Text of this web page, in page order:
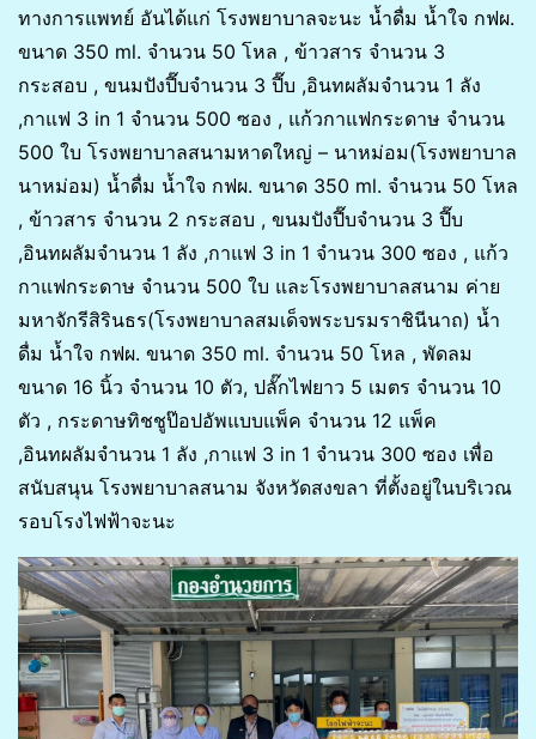
ทางการแพทย์ อันได้แก่ โรงพยาบาลจะนะ น้ำดื่ม น้ำใจ กฟผ.
ขนาด 350 ml. จำนวน 50 โหล , ข้าวสาร จำนวน 3
กระสอบ , ขนมปังปี๊บจำนวน 3 ปี๊บ ,อินทผลัมจำนวน 1 ลัง
,กาแฟ 3 in 1 จำนวน 500 ซอง , แก้วกาแฟกระดาษ จำนวน
500 ใบ โรงพยาบาลสนามหาดใหญ่ – นาหม่อม(โรงพยาบาล
นาหม่อม) น้ำดื่ม น้ำใจ กฟผ. ขนาด 350 ml. จำนวน 50 โหล
, ข้าวสาร จำนวน 2 กระสอบ , ขนมปังปี๊บจำนวน 3 ปี๊บ
,อินทผลัมจำนวน 1 ลัง ,กาแฟ 3 in 1 จำนวน 300 ซอง , แก้ว
กาแฟกระดาษ จำนวน 500 ใบ และโรงพยาบาลสนาม ค่าย
มหาจักรีสิรินธร(โรงพยาบาลสมเด็จพระบรมราชินีนาถ) น้ำ
ดื่ม น้ำใจ กฟผ. ขนาด 350 ml. จำนวน 50 โหล , พัดลม
ขนาด 16 นิ้ว จำนวน 10 ตัว, ปลั๊กไฟยาว 5 เมตร จำนวน 10
ตัว , กระดาษทิชชูป๊อปอัพแบบแพ็ค จำนวน 12 แพ็ค
,อินทผลัมจำนวน 1 ลัง ,กาแฟ 3 in 1 จำนวน 300 ซอง เพื่อ
สนับสนุน โรงพยาบาลสนาม จังหวัดสงขลา ที่ตั้งอยู่ในบริเวณ
รอบโรงไฟฟ้าจะนะ